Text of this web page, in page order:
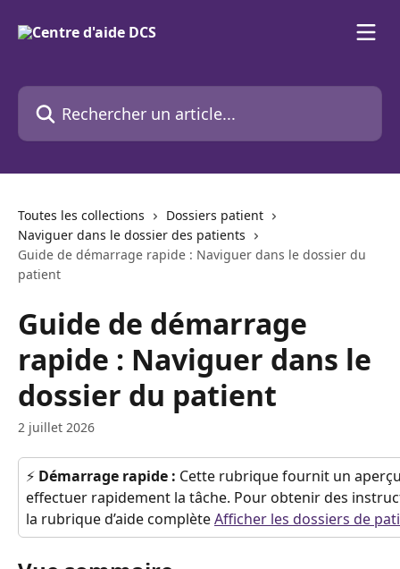
Rechercher un article...
Toutes les collections
Dossiers patient
Naviguer dans le dossier des patients
Guide de démarrage rapide : Naviguer dans le dossier du
patient
Guide de démarrage
rapide : Naviguer dans le
dossier du patient
2 juillet 2026
⚡ Démarrage rapide : Cette rubrique fournit un
effectuer rapidement la tâche. Pour obtenir des
la rubrique d’aide complète Afficher les dossiers de